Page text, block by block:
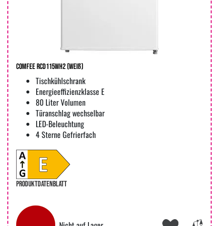
Comfee RCD115WH2 (weiß)
Tischkühlschrank
Energieeffizienzklasse E
80 Liter Volumen
Türanschlag wechselbar
LED-Beleuchtung
4 Sterne Gefrierfach
PRODUKTDATENBLATT